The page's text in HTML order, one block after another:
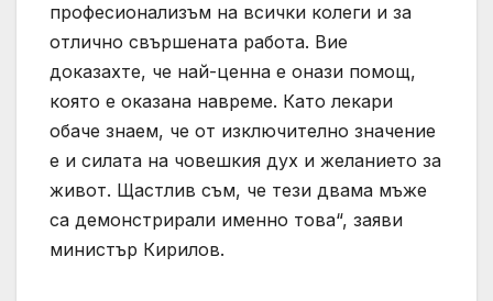
професионализъм на всички колеги и за
отлично свършената работа. Вие
доказахте, че най-ценна е онази помощ,
която е оказана навреме. Като лекари
обаче знаем, че от изключително значение
е и силата на човешкия дух и желанието за
живот. Щастлив съм, че тези двама мъже
са демонстрирали именно това“, заяви
министър Кирилов.